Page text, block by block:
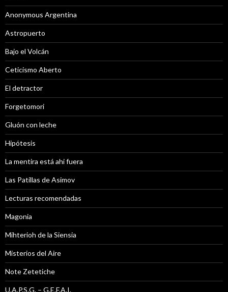
Anonymous Argentina
Astropuerto
Bajo el Volcán
Ceticismo Aberto
El detractor
Forgetomori
Gluón con leche
Hipótesis
La mentira está ahi fuera
Las Patillas de Asimov
Lecturas recomendadas
Magonia
Mihterioh de la Siensia
Misterios del Aire
Note Zetetiche
U.A.P.S.G. – G.E.F.A.I.